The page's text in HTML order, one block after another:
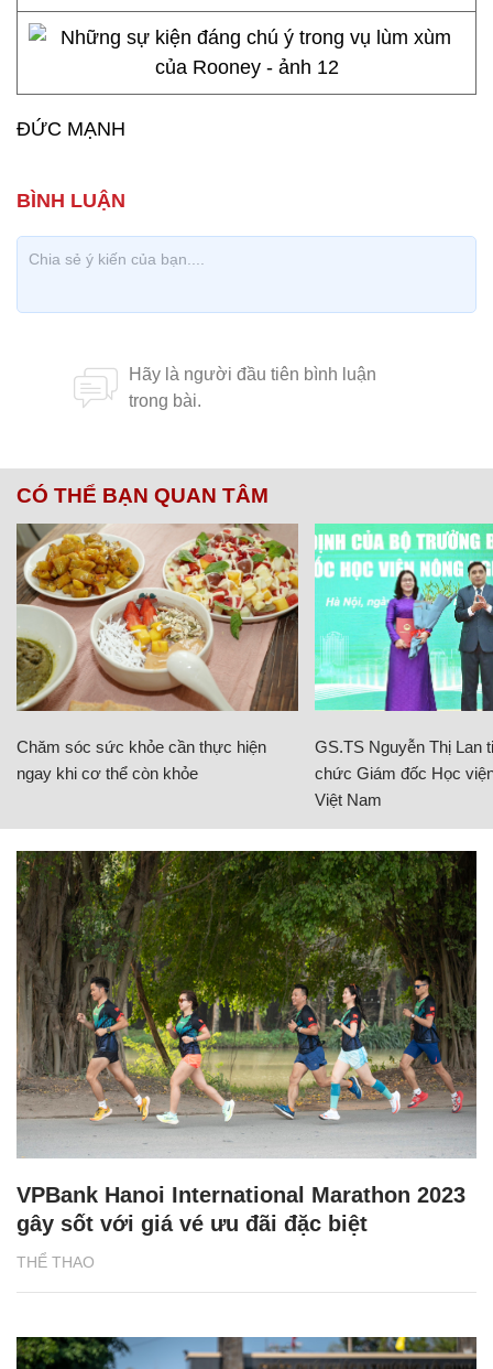
ĐỨC MẠNH
CÓ THỂ BẠN QUAN TÂM
Chăm sóc sức khỏe cần thực hiện
ngay khi cơ thể còn khỏe
GS.TS Nguyễn Thị Lan
chức Giám đốc Học
Việt Nam
THỂ THAO
VPBank Hanoi International Marathon 2023
gây sốt với giá vé ưu đãi đặc biệt